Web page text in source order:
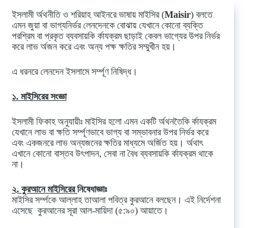
ইসলামী র্অথনীতি ও শরিয়াহ আইনরে ভাষায় মাইসির (Maisir) বলতে
এমন জুয়া বা ভাগ্যনির্ভর লেনদেনকে বোঝায় যেখানে কোনো ব্যক্তি
পরশ্রিম বা প্রকৃত ব্যবসায়কি র্কাযক্রম ছাড়াই কেবল ভাগ্যের উপর নির্ভর
করে লাভ র্অজন করে এবং অন্য পক্ষ ক্ষতির সম্মুখীন হয়।
এ ধরনরে লেনদেন ইসলামে সর্ম্পূণ নিষিদ্ধ।
১. মাইসিরের সংজ্ঞা
ইসলামী ফিকাহ অনুযায়ীঃ মাইসির হলো এমন একটি র্অথনতৈকি র্কাযক্রম
যেখানে লাভ বা ক্ষতি সর্ম্পূণভাবে ভাগ্য বা সম্ভাবনার উপর নির্ভর করে
এবং একজনরে লাভ অন্যজনের ক্ষতির মাধ্যমে অর্জিত হয়। র্অথাৎ
এখানে কোনো বাস্তব উৎপাদন, সেবা না বৈধ ব্যবসায়কি র্কাযক্রম থাকে
না।
২. কুরআনে মাইসিরেরনিষেধাজ্ঞাঃ
মাইসির সর্ম্পকে আল্লাহ তাআলা পবিত্র কুরআনে বলছেন। এই নির্দেশনা
এসেছে কুরআনের সূরা আল-মায়িদা (৫:৯০) আয়াতে।